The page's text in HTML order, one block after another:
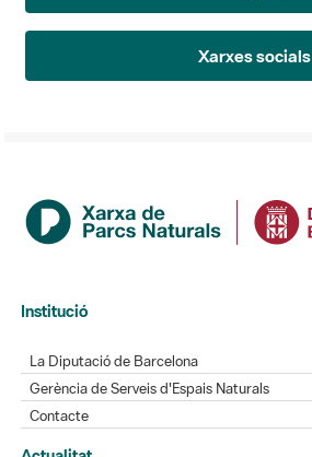
Xarxes socials
Institució
La Diputació de Barcelona
Gerència de Serveis d'Espais Naturals
Contacte